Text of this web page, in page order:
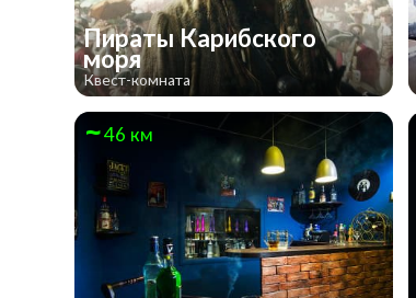
Пираты Карибского
моря
Квест-комната
46 км